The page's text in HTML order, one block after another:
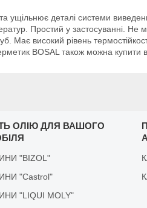
ущільнює деталі системи
Простий у застосуванні.
Має високий рівень
BOSAL також можна купити
ОЛІЮ ДЛЯ ВАШОГО
"BIZOL"
"Castrol"
"LIQUI MOLY"